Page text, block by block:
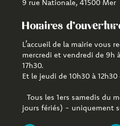
9 rue Nationale, 41500 Mer
Horaires
L’accueil de la mairie vous
mercredi et vendredi de 9h
17h30.
Et le jeudi de 10h30 à 12h30
Tous les 1ers samedis du
jours fériés) - uniquement